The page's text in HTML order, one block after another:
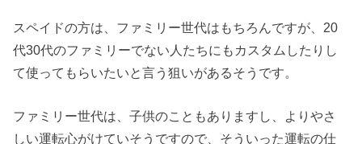
スペイドの方は、ファミリー世代はもちろんですが、20
代30代のファミリーでない人たちにもカスタムしたりし
て使ってもらいたいと言う狙いがあるそうです。
ファミリー世代は、子供のこともありますし、よりやさ
しい運転心がけていそうですので、そういった運転の仕